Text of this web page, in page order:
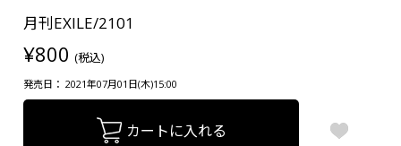
月刊EXILE/2101
¥800 (税込)
発売日： 2021年07月01日(木)15:00
カートに入れる